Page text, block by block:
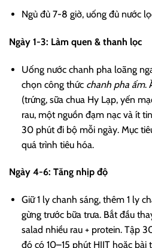
Ngủ đủ 7-8 giờ, uống đủ nước
Ngày 1-3: Làm quen & thanh lọc
Uống nước chanh pha loãng
chọn công thức chanh pha ấm.
(trứng, sữa chua Hy Lạp, yến
rau, một nguồn đạm nạc và ít
30 phút đi bộ mỗi ngày. Mục
quá trình tiêu hóa.
Ngày 4-6: Tăng nhịp độ
Giữ 1 ly chanh sáng, thêm 1 ly
gừng trước bữa trưa. Bắt đầu
salad nhiều rau + protein. Tập
đó có 10–15 phút HIIT hoặc